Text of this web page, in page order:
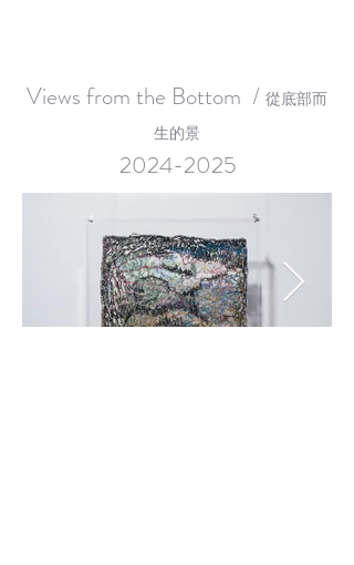
Views from the Bottom / 從底部而
生的景
2024-2025